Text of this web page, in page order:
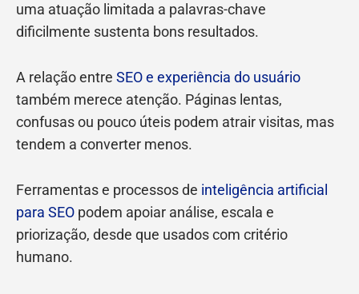
uma atuação limitada a palavras-chave
dificilmente sustenta bons resultados.
A relação entre SEO e experiência do usuário
também merece atenção. Páginas lentas,
confusas ou pouco úteis podem atrair visitas, mas
tendem a converter menos.
Ferramentas e processos de inteligência artificial
para SEO podem apoiar análise, escala e
priorização, desde que usados com critério
humano.